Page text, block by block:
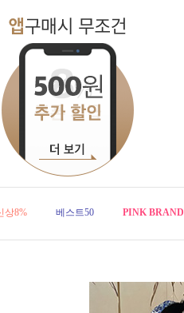
상8% 베스트50 PINK BRAND